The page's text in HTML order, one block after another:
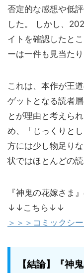
否定的な感想や低
した。 しかし、
イトを確認したと
ーは一件も見当たり
これは、本作が王
ゲットとなる読者
とが理由と考えら
め、「じっくりと
方には少し物足り
状ではほとんどの
『神鬼の花嫁さま
↓↓こちら↓↓
＞＞＞コミックシ
【結論】『神